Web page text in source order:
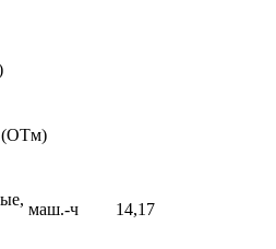
(ОТм)
маш.-ч 14,17